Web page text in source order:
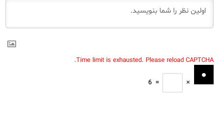
Time limit is exhausted. Please reload CAPTCHA.
×
=
6